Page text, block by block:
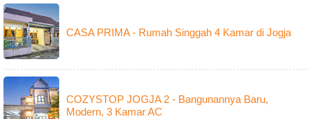
CASA PRIMA - Rumah Singgah 4 Kamar di Jogja
COZYSTOP JOGJA 2 - Bangunannya Baru,
Modern, 3 Kamar AC